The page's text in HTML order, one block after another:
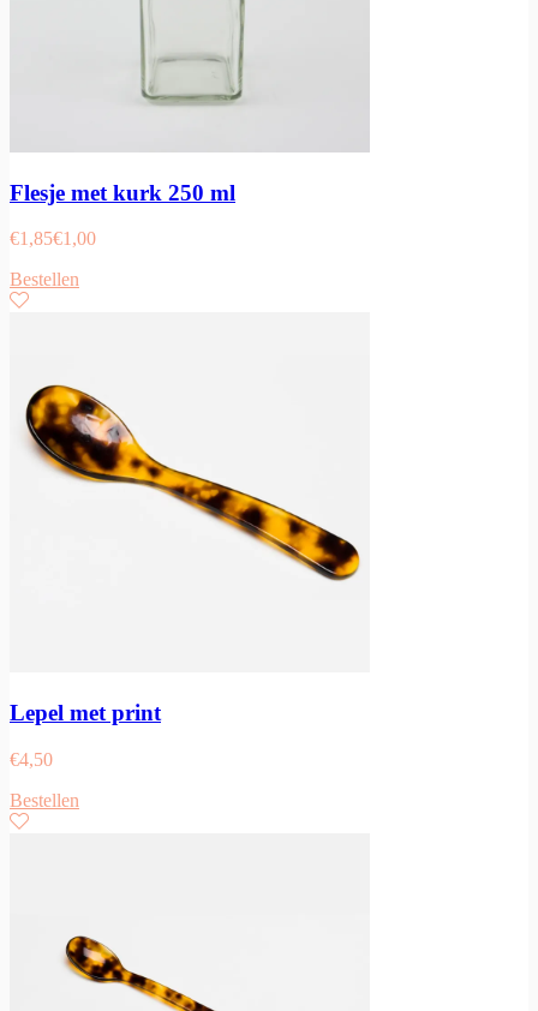
Flesje met kurk 250 ml
€1,85€1,00
Bestellen
Lepel met print
€4,50
Bestellen